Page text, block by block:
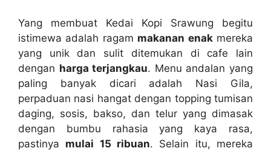
Yang membuat Kedai Kopi Srawung begitu
istimewa adalah ragam makanan enakmereka
yang unik dan sulit ditemukan di cafe lain
dengan harga terjangkau. Menu andalan yang
paling banyak dicari adalah Nasi Gila,
perpaduan nasi hangat dengan topping tumisan
daging, sosis, bakso, dan telur yang dimasak
dengan bumbu rahasia yang kaya rasa,
pastinya mulai 15 ribuan. Selain itu, mereka